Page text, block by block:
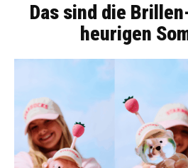
Das sind die
heurigen